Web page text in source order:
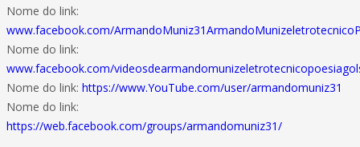
Nome do link:
www.facebook.com/
Nome do link:
www.facebook.com/
Nome do link: https://www.YouTube.com/user/armandomuniz31
Nome do link:
https://web.facebook.com/groups/armandomuniz31/